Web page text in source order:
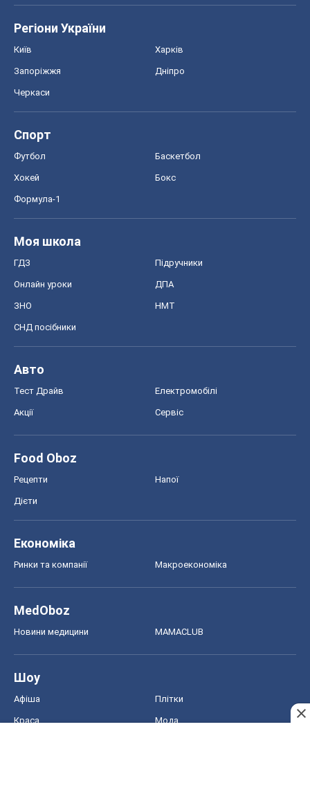
Регіони України
Київ Харків
Запоріжжя Дніпро
Черкаси
Спорт
Футбол Баскетбол
Хокей Бокс
Формула-1
Моя школа
ГДЗ Підручники
Онлайн уроки ДПА
ЗНО НМТ
СНД посібники
Авто
Тест Драйв Електромобілі
Акції Сервіс
Food Oboz
Рецепти Напої
Дієти
Економіка
Ринки та компанії Макроекономіка
MedOboz
Новини медицини MAMACLUB
Шоу
Афіша Плітки
Краса Мода